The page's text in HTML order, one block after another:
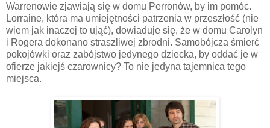
Warrenowie zjawiają się w domu Perronów, by im pomóc.
Lorraine, która ma umiejętności patrzenia w przeszłość (nie
wiem jak inaczej to ująć), dowiaduje się, że w domu Carolyn
i Rogera dokonano straszliwej zbrodni. Samobójcza śmierć
pokojówki oraz zabójstwo jedynego dziecka, by oddać je w
ofierze jakiejś czarownicy? To nie jedyna tajemnica tego
miejsca.